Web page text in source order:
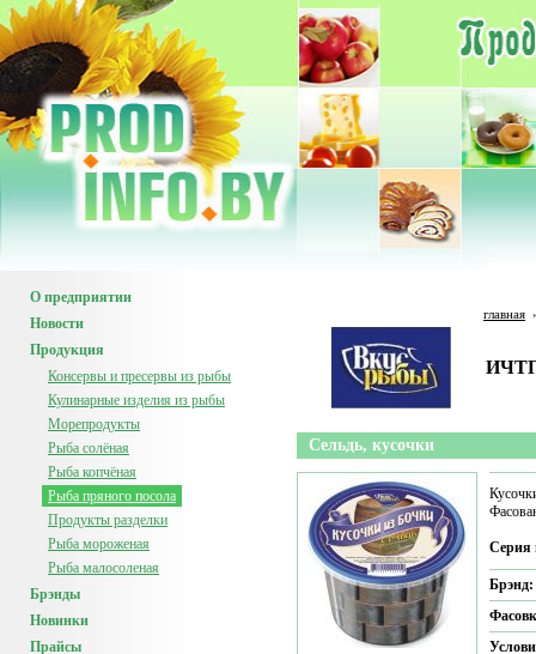
О предприятии
Новости
Продукция
Консервы и пресервы из рыбы
Кулинарные изделия из рыбы
Морепродукты
Рыба солёная
Рыба копчёная
Рыба пряного посола
Продукты разделки
Рыба мороженая
Рыба малосоленая
Брэнды
Новинки
Прайсы
главная
Сельдь, кусочки
Серия
Брэнд: